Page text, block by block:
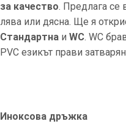
за качество. Предлага се
лява или дясна. Ще я
Стандартна и WC. WC
PVC езикът прави
Иноксова дръжка